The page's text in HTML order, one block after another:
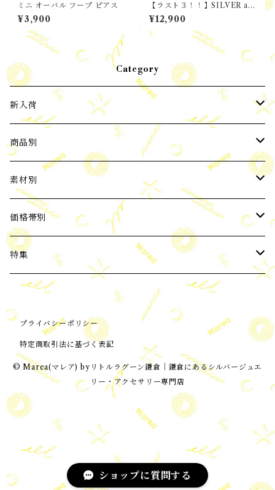
ショップに質問する
ミニ オーバル フープ ピアス
¥3,900
【ラスト３！！】SILVER and
GOLD Mix / MOON and ST
AR ペンダント
¥12,900
Category
新入荷
2024年3月新入荷
2024年4月新入荷
2024年5月新入荷
2024年6月新入荷
2024年7月新入荷
2024年8月新入荷
2024年9月新入荷
2024年10月新入荷
2024年12月新入荷
商品別
ピアス
イヤーカフ
ネックレス
ブレスレット
ノンホールピアス(イヤリング)
雑貨
トーリング
素材別
パール
バロックパール
天然石
ブルー系 天然石
ピンク・赤系天然石
オニキス、黒系天然石
アゲート
アマゾナイト
Silver925
Silver925+Gold Coating
K18 GOLD
価格帯別
3,000円以下
3,001～6,000円
6,001～10,000円
10,001円～
特集
ビーチコレクション
ORIGNAL
ORIGNAL
イヤリング加工可能アイテム
MOON and STAR
Message collection
ハート
プライバシーポリシー
特定商取引法に基づく表記
© Marea(マレア) byリトルラグーン鎌倉│鎌倉にあるシルバージュエ
リー・アクセサリー専門店